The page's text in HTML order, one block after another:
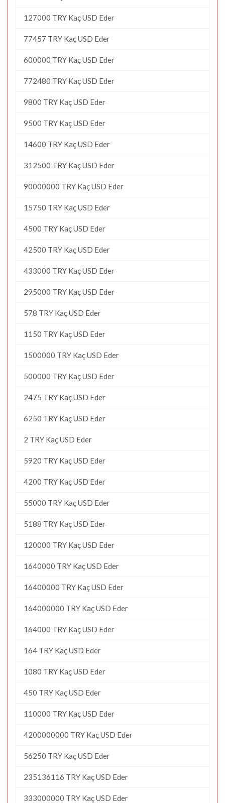
127000 TRY Kaç USD Eder
77457 TRY Kaç USD Eder
600000 TRY Kaç USD Eder
772480 TRY Kaç USD Eder
9800 TRY Kaç USD Eder
9500 TRY Kaç USD Eder
14600 TRY Kaç USD Eder
312500 TRY Kaç USD Eder
90000000 TRY Kaç USD Eder
15750 TRY Kaç USD Eder
4500 TRY Kaç USD Eder
42500 TRY Kaç USD Eder
433000 TRY Kaç USD Eder
295000 TRY Kaç USD Eder
578 TRY Kaç USD Eder
1150 TRY Kaç USD Eder
1500000 TRY Kaç USD Eder
500000 TRY Kaç USD Eder
2475 TRY Kaç USD Eder
6250 TRY Kaç USD Eder
2 TRY Kaç USD Eder
5920 TRY Kaç USD Eder
4200 TRY Kaç USD Eder
55000 TRY Kaç USD Eder
5188 TRY Kaç USD Eder
120000 TRY Kaç USD Eder
1640000 TRY Kaç USD Eder
16400000 TRY Kaç USD Eder
164000000 TRY Kaç USD Eder
164000 TRY Kaç USD Eder
164 TRY Kaç USD Eder
1080 TRY Kaç USD Eder
450 TRY Kaç USD Eder
110000 TRY Kaç USD Eder
4200000000 TRY Kaç USD Eder
56250 TRY Kaç USD Eder
235136116 TRY Kaç USD Eder
333000000 TRY Kaç USD Eder